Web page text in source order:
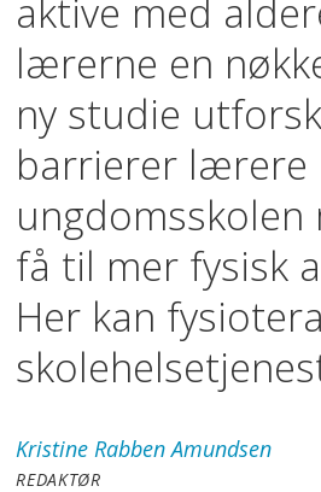
aktive med
lærerne en
ny studie
barrierer lærere
få til mer fysisk
Her kan
Kristine Rabben Amundsen
REDAKTØR